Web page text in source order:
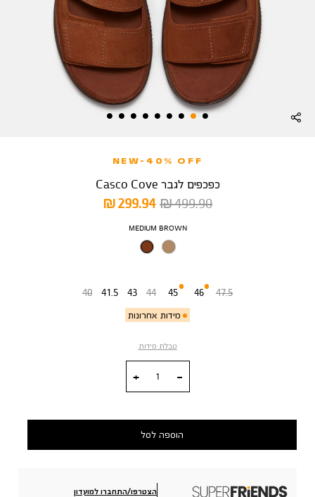
NEW-40% OFF
כפכפים לגבר Casco Cove
מחיר
מוצר
299.94 ₪
מחיר
499.90 ₪
צבע
MEDIUM BROWN
40 41.5 43 44 45
מידות אחרונות
46 47.5
טבלת מידות
הוספה לסל
הצטרפו/התחברו למועדון